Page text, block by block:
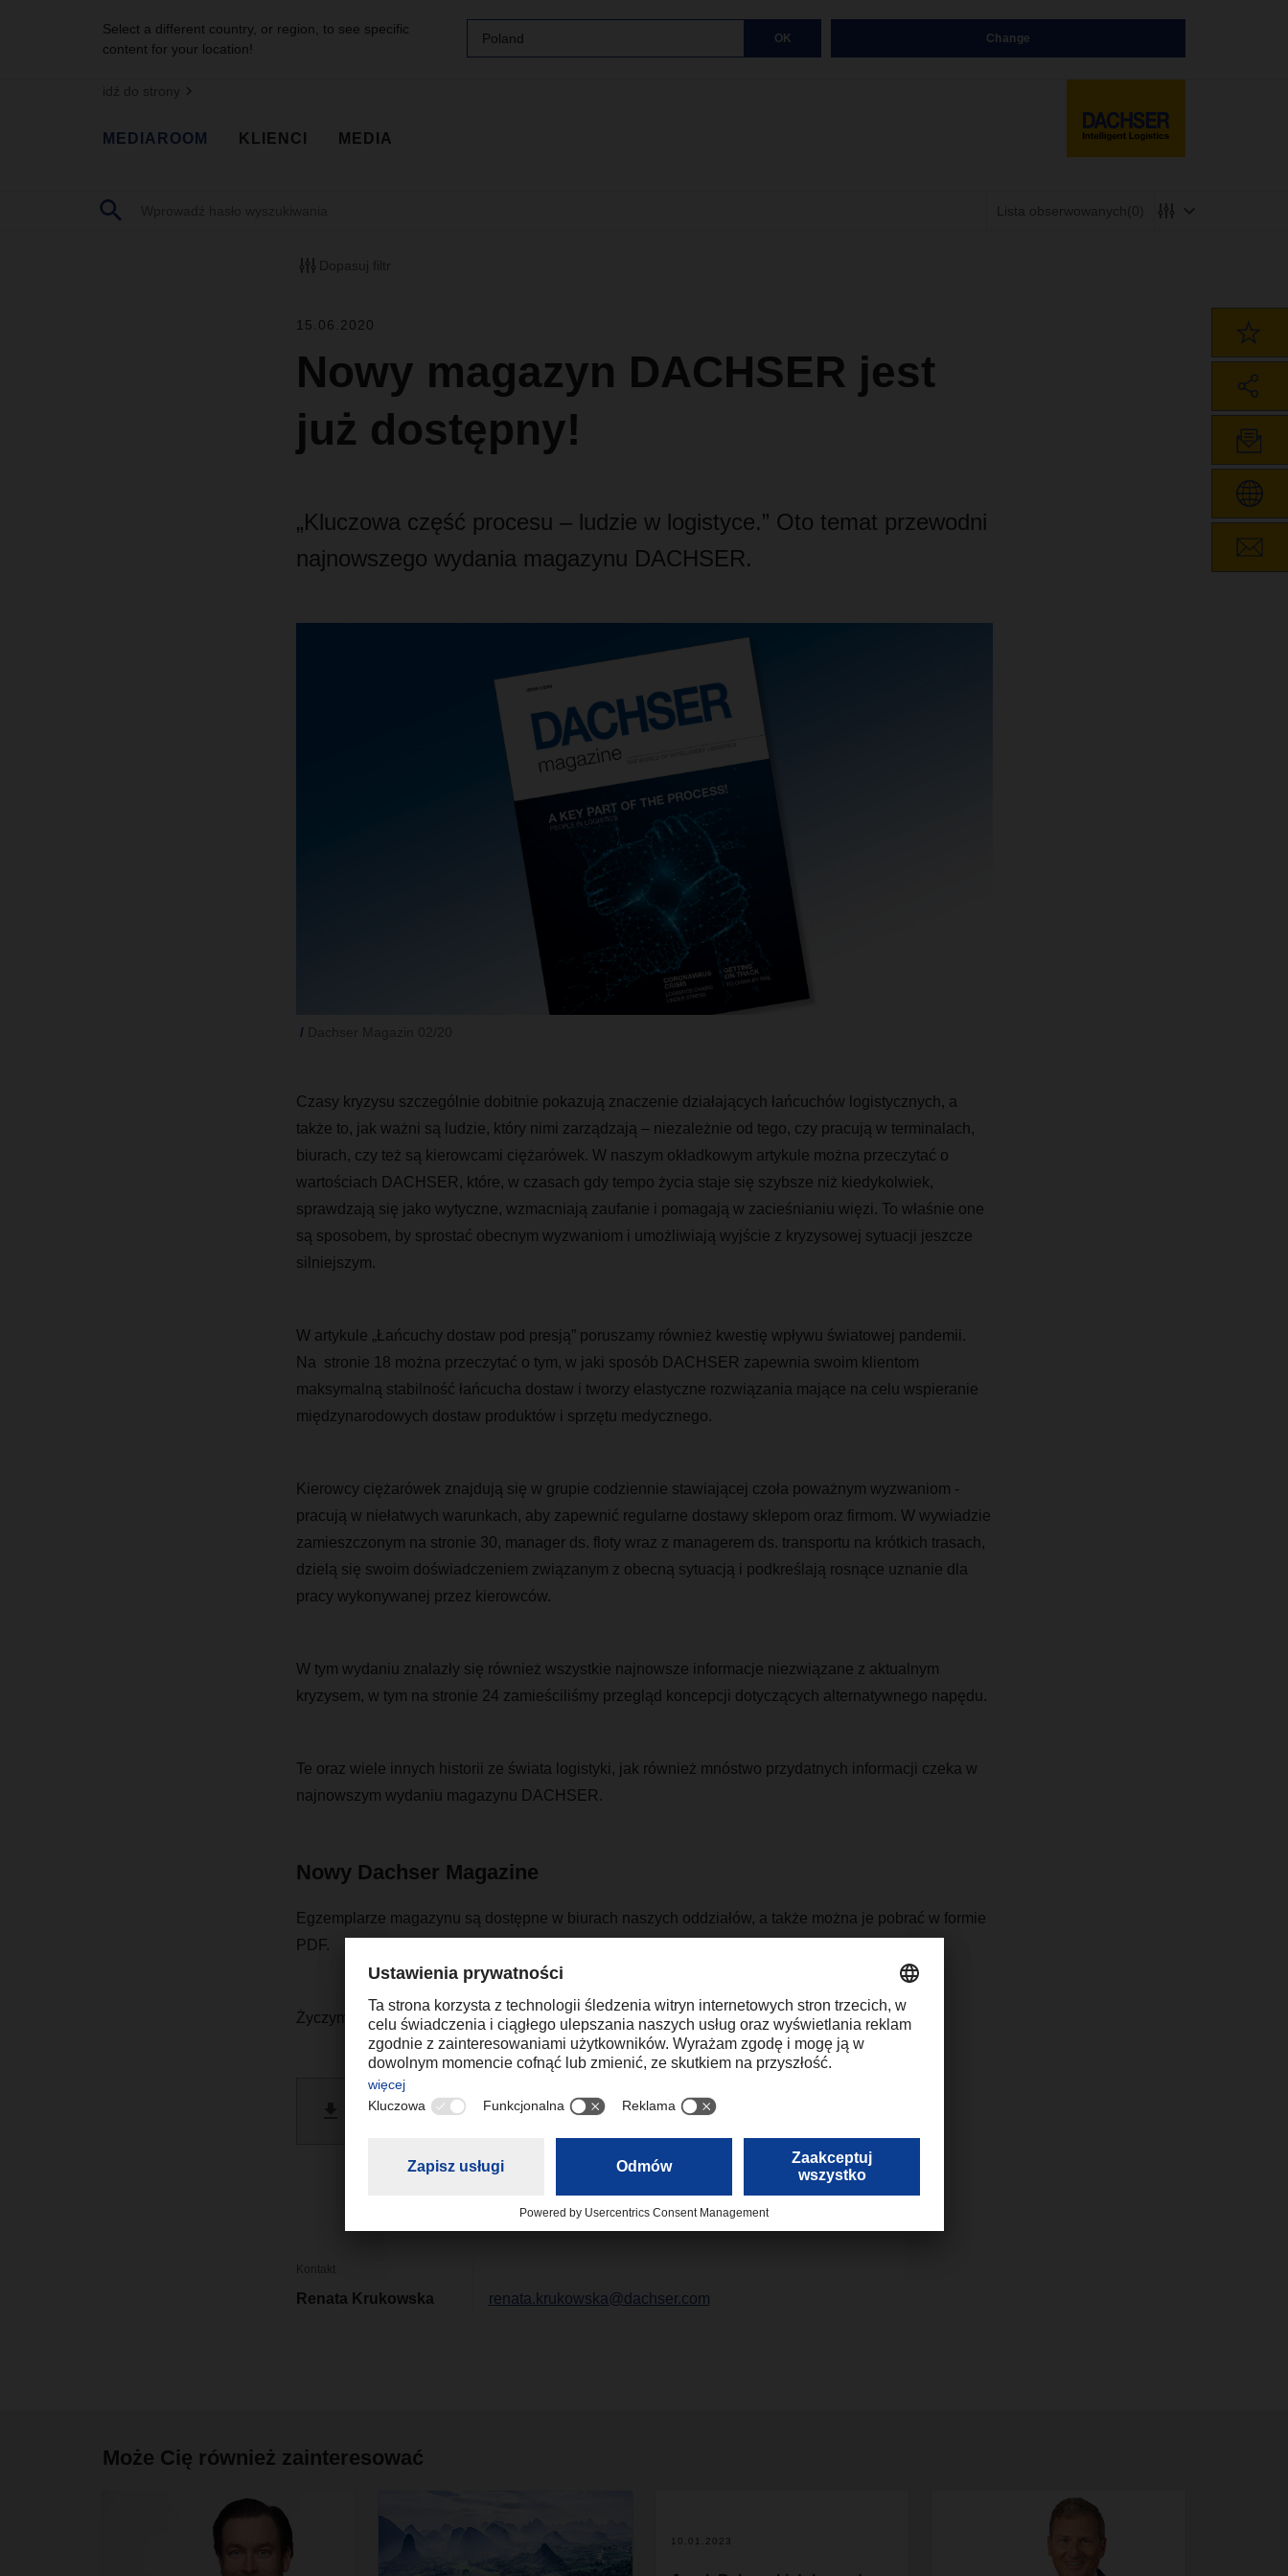
Select a different country, or region, to see specific
content for your location!
Poland OK Change
idź do strony
MEDIAROOM KLIENCI MEDIA
Lista obserwowanych (0)
Dopasuj filtr
15.06.2020
Nowy magazyn DACHSER jest
już dostępny!
„Kluczowa część procesu – ludzie w logistyce.” Oto temat przewodni
najnowszego wydania magazynu DACHSER.
Czasy kryzysu szczególnie dobitnie pokazują znaczenie działających łańcuchów logistycznych, a
także to, jak ważni są ludzie, który nimi zarządzają – niezależnie od tego, czy pracują w terminalach,
biurach, czy też są kierowcami ciężarówek. W naszym okładkowym artykule można przeczytać o
wartościach DACHSER, które, w czasach gdy tempo życia staje się szybsze niż kiedykolwiek,
sprawdzają się jako wytyczne, wzmacniają zaufanie i pomagają w zacieśnianiu więzi. To właśnie one
są sposobem, by sprostać obecnym wyzwaniom i umożliwiają wyjście z kryzysowej sytuacji jeszcze
silniejszym.
W artykule „Łańcuchy dostaw pod presją” poruszamy również kwestię wpływu światowej pandemii.
Na stronie 18 można przeczytać o tym, w jaki sposób DACHSER zapewnia swoim klientom
maksymalną stabilność łańcucha dostaw i tworzy elastyczne rozwiązania mające na celu wspieranie
międzynarodowych dostaw produktów i sprzętu medycznego.
Kierowcy ciężarówek znajdują się w grupie codziennie stawiającej czoła poważnym wyzwaniom -
pracują w niełatwych warunkach, aby zapewnić regularne dostawy sklepom oraz firmom. W wywiadzie
zamieszczonym na stronie 30, manager ds. floty wraz z managerem ds. transportu na krótkich trasach,
dzielą się swoim doświadczeniem związanym z obecną sytuacją i podkreślają rosnące uznanie dla
pracy wykonywanej przez kierowców.
W tym wydaniu znalazły się również wszystkie najnowsze informacje niezwiązane z aktualnym
kryzysem, w tym na stronie 24 zamieściliśmy przegląd koncepcji dotyczących alternatywnego napędu.
Te oraz wiele innych historii ze świata logistyki, jak również mnóstwo przydatnych informacji czeka w
najnowszym wydaniu magazynu DACHSER.
Nowy Dachser Magazine
Egzemplarze magazynu są dostępne w biurach naszych oddziałów, a także można je pobrać w formie
PDF.
Życzymy miłej lektury!
Dachser Magazin 02/20 Wersja angielska
Kontakt
Renata Krukowska renata.krukowska@dachser.com
Może Cię również zainteresować
10.01.2023